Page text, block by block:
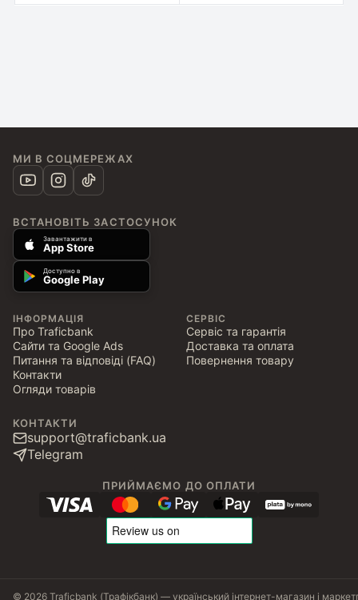
МИ В СОЦМЕРЕЖАХ
ВСТАНОВІТЬ ЗАСТОСУНОК
Завантажити в
App Store
Доступно в
Google Play
ІНФОРМАЦІЯ
Про Traficbank
Сайти та Google Ads
Питання та відповіді (FAQ)
Контакти
Огляди товарів
СЕРВІС
Сервіс та гарантія
Доставка та оплата
Повернення товару
КОНТАКТИ
support@traficbank.ua
Telegram
ПРИЙМАЄМО ДО ОПЛАТИ
© 2026 Traficbank (Трафікбанк) — український інтернет-магазин і